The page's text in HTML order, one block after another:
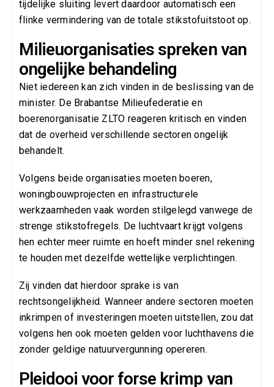
tijdelijke sluiting levert daardoor automatisch een
flinke vermindering van de totale stikstofuitstoot op.
Milieuorganisaties spreken van
ongelijke behandeling
Niet iedereen kan zich vinden in de beslissing van de
minister. De Brabantse Milieufederatie en
boerenorganisatie ZLTO reageren kritisch en vinden
dat de overheid verschillende sectoren ongelijk
behandelt.
Volgens beide organisaties moeten boeren,
woningbouwprojecten en infrastructurele
werkzaamheden vaak worden stilgelegd vanwege de
strenge stikstofregels. De luchtvaart krijgt volgens
hen echter meer ruimte en hoeft minder snel rekening
te houden met dezelfde wettelijke verplichtingen.
Zij vinden dat hierdoor sprake is van
rechtsongelijkheid. Wanneer andere sectoren moeten
inkrimpen of investeringen moeten uitstellen, zou dat
volgens hen ook moeten gelden voor luchthavens die
zonder geldige natuurvergunning opereren.
Pleidooi voor forse krimp van